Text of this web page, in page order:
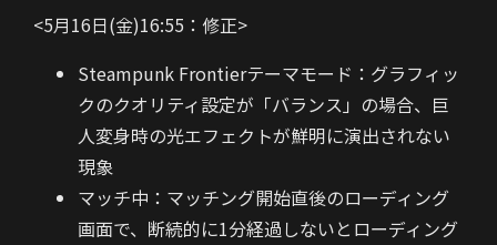
<5月16日(金)16:55：修正>
Steampunk Frontierテーマモード：グラフィッ
クのクオリティ設定が「バランス」の場合、巨
人変身時の光エフェクトが鮮明に演出されない
現象
マッチ中：マッチング開始直後のローディング
画面で、断続的に1分経過しないとローディング